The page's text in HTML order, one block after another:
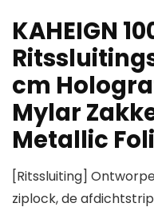
KAHEIGN
cm
Mylar
Metallic
[Ritssluiting]
ziplock, de